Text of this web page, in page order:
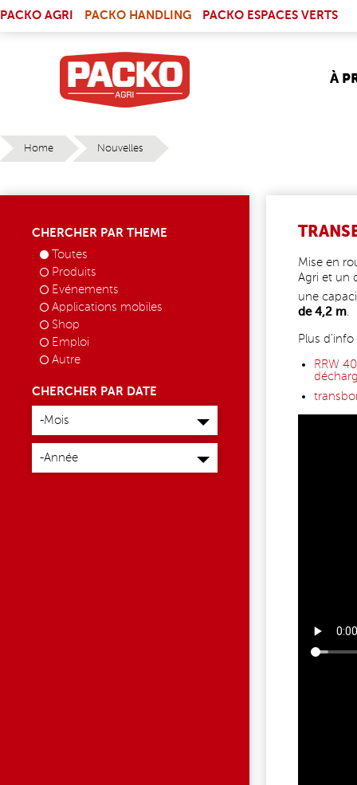
PACKO AGRI
PACKO HANDLING PACKO ESPACES VERTS
À
Home Nouvelles
CHERCHER PAR THEME
Toutes
Produits
Evénements
Applications mobiles
Shop
Emploi
Autre
CHERCHER PAR DATE
Mois
-Mois
Année
-Année
Mise en
Agri et un
une
de 4,2 m.
Plus
RRW